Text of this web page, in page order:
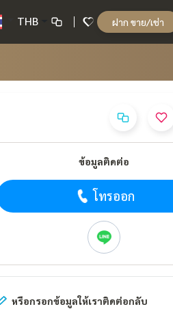
THB ฝาก ขาย/เช่า
ข้อมูลติดต่อ
โทรออก
หรือกรอกข้อมูลให้เราติดต่อกลับ